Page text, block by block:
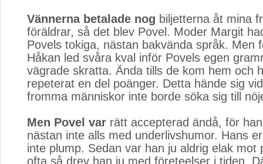
Vännerna betalade nog biljetterna åt mina
föräldrar, så det blev Povel. Moder Margit
Povels tokiga, nästan bakvända språk. Men
Håkan led svåra kval inför Povels egen
vägrade skratta. Ända tills de kom hem och
repeterat en del poänger. Detta hände sig
fromma människor inte borde söka sig till
Men Povel var rätt accepterad ändå, för
nästan inte alls med underlivshumor. Hans
inte plump. Sedan var han ju aldrig elak mot
ofta så drev han ju med företeelser i tiden.